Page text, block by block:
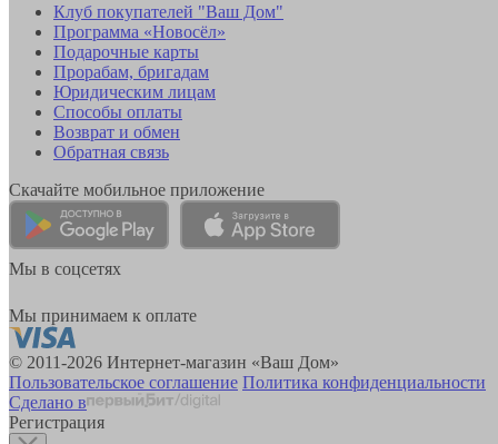
Клуб покупателей "Ваш Дом"
Программа «Новосёл»
Подарочные карты
Прорабам, бригадам
Юридическим лицам
Способы оплаты
Возврат и обмен
Обратная связь
Скачайте мобильное приложение
Мы в соцсетях
Мы принимаем к оплате
© 2011-2026 Интернет-магазин «Ваш Дом»
Пользовательское соглашение Политика конфиденциальности
Сделано в
Регистрация